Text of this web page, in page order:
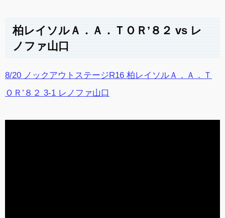
柏レイソルＡ．Ａ．ＴＯＲ’８２ vs レ
ノファ山口
8/20 ノックアウトステージR16 柏レイソルＡ．Ａ．Ｔ
ＯＲ’８２ 3-1 レノファ山口